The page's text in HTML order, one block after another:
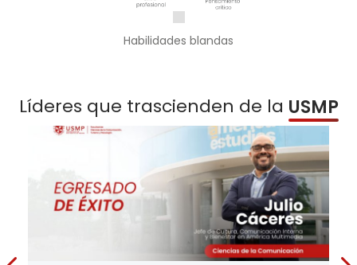
Habilidades blandas​
Líderes que trascienden de la USMP